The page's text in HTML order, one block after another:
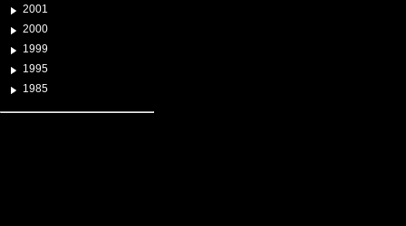
2001
2000
1999
1995
1985